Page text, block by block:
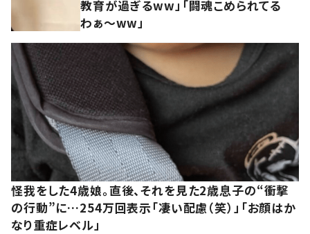
教育が過ぎるww」「闘魂こめられてる
わぁ～ww」
怪我をした4歳娘。直後、それを見た2歳息子の“衝撃
の行動”に…254万回表示「凄い配慮（笑）」「お顔はか
なり重症レベル」